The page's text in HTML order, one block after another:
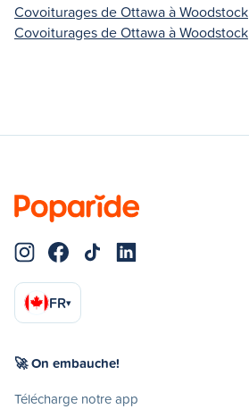
Covoiturages de Ottawa à Woodstock
Covoiturages de Ottawa à Woodstock
FR▾
🚀 On embauche!
Télécharge notre app